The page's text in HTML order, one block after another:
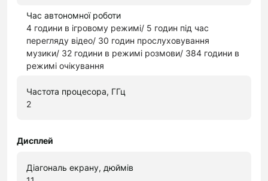
Час автономної роботи
4 години в ігровому режимі/ 5 годин під час
перегляду відео/ 30 годин прослуховування
музики/ 32 години в режимі розмови/ 384 години в
режимі очікування
Частота процесора, ГГц
2
Дисплей
Діагональ екрану, дюймів